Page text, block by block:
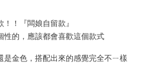
！『闆娘自留款』
性的，應該都會喜歡這個款式
是金色，搭配出來的感覺完全不ㄧ樣